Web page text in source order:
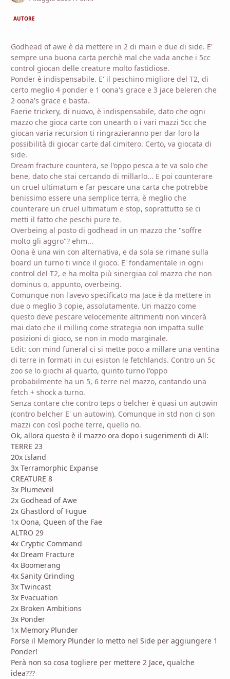
AUTORE
Godhead of awe è da mettere in 2 di main e due di side. E'
sempre una buona carta perchè mal che vada anche i 5cc
control giocan delle creature molto fastidiose.
Ponder è indispensabile. E' il peschino migliore del T2, di
certo meglio 4 ponder e 1 oona's grace e 3 jace beleren che
2 oona's grace e basta.
Faerie trickery, di nuovo, è indispensabile, dato che ogni
mazzo che gioca carte con unearth o i vari mazzi 5cc che
giocan varia recursion ti ringrazieranno per dar loro la
possibilità di giocar carte dal cimitero. Certo, va giocata di
side.
Dream fracture countera, se l'oppo pesca a te va solo che
bene, dato che stai cercando di millarlo... E poi counterare
un cruel ultimatum e far pescare una carta che potrebbe
benissimo essere una semplice terra, è meglio che
counterare un cruel ultimatum e stop, soprattutto se ci
metti il fatto che peschi pure te.
Overbeing al posto di godhead in un mazzo che "soffre
molto gli aggro"? ehm...
Oona è una win con alternativa, e da sola se rimane sulla
board un turno ti vince il gioco. E' fondamentale in ogni
control del T2, e ha molta più sinergiaa col mazzo che non
dominus o, appunto, overbeing.
Comunque non l'avevo specificato ma Jace è da mettere in
due o meglio 3 copie, assolutamente. Un mazzo come
questo deve pescare velocemente altrimenti non vincerà
mai dato che il milling come strategia non impatta sulle
posizioni di gioco, se non in modo marginale.
Edit: con mind funeral ci si mette poco a millare una ventina
di terre in formati in cui esiston le fetchlands. Contro un 5c
zoo se lo giochi al quarto, quinto turno l'oppo
probabilmente ha un 5, 6 terre nel mazzo, contando una
fetch + shock a turno.
Senza contare che contro teps o belcher è quasi un autowin
(contro belcher E' un autowin). Comunque in std non ci son
mazzi con così poche terre, quello no.
Ok, allora questo è il mazzo ora dopo i sugerimenti di All:
TERRE 23
20x Island
3x Terramorphic Expanse
CREATURE 8
3x Plumeveil
2x Godhead of Awe
2x Ghastlord of Fugue
1x Oona, Queen of the Fae
ALTRO 29
4x Cryptic Command
4x Dream Fracture
4x Boomerang
4x Sanity Grinding
3x Twincast
3x Evacuation
2x Broken Ambitions
3x Ponder
1x Memory Plunder
Forse il Memory Plunder lo metto nel Side per aggiungere 1
Ponder!
Perà non so cosa togliere per mettere 2 Jace, qualche
idea???